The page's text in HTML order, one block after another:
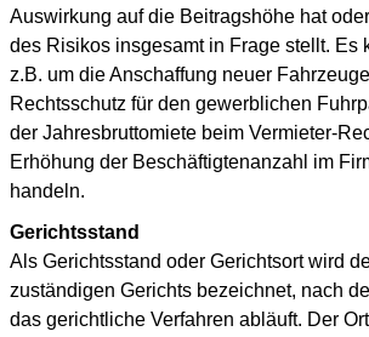
Auswirkung auf die Beitragshöhe hat
des Risikos insgesamt in Frage stellt. Es
z.B. um die Anschaffung neuer
Rechtsschutz für den gewerblichen
der Jahresbruttomiete beim Vermieter-
Erhöhung der Beschäftigtenanzahl im
handeln.
Gerichtsstand
Als Gerichtsstand oder Gerichtsort wird
zuständigen Gerichts bezeichnet, nach
das gerichtliche Verfahren abläuft. Der